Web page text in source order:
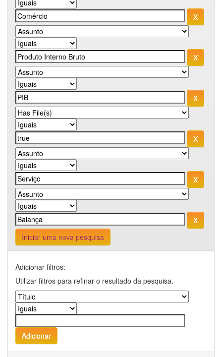
Iniciar uma nova pesquisa
Adicionar filtros:
Utilizar filtros para refinar o resultado da pesquisa.